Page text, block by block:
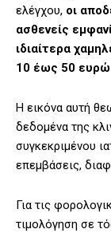
ελέγχου, οι
ασθενείς
ιδιαίτερα
10 έως 50
Η εικόνα αυτή
δεδομένα της
συγκεκριμένου
επεμβάσεις,
Για τις
τιμολόγηση σε